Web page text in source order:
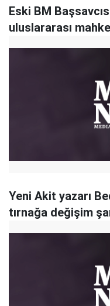
Eski BM
uluslararası
Yeni Akit yazarı
tırnağa değişim